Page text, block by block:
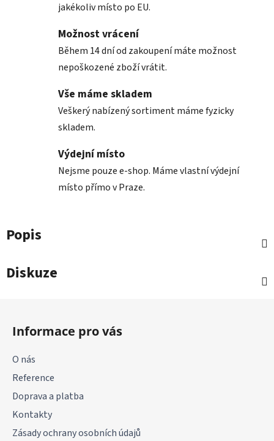
jakékoliv místo po EU.
Možnost vrácení
Během 14 dní od zakoupení máte možnost
nepoškozené zboží vrátit.
Vše máme skladem
Veškerý nabízený sortiment máme fyzicky
skladem.
Výdejní místo
Nejsme pouze e-shop. Máme vlastní výdejní
místo přímo v Praze.
Popis
Diskuze
Informace pro vás
O nás
Reference
Doprava a platba
Kontakty
Zásady ochrany osobních údajů